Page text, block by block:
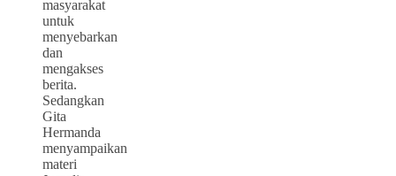
masyarakat
untuk
menyebarkan
dan
mengakses
berita.
Sedangkan
Gita
Hermanda
menyampaikan
materi